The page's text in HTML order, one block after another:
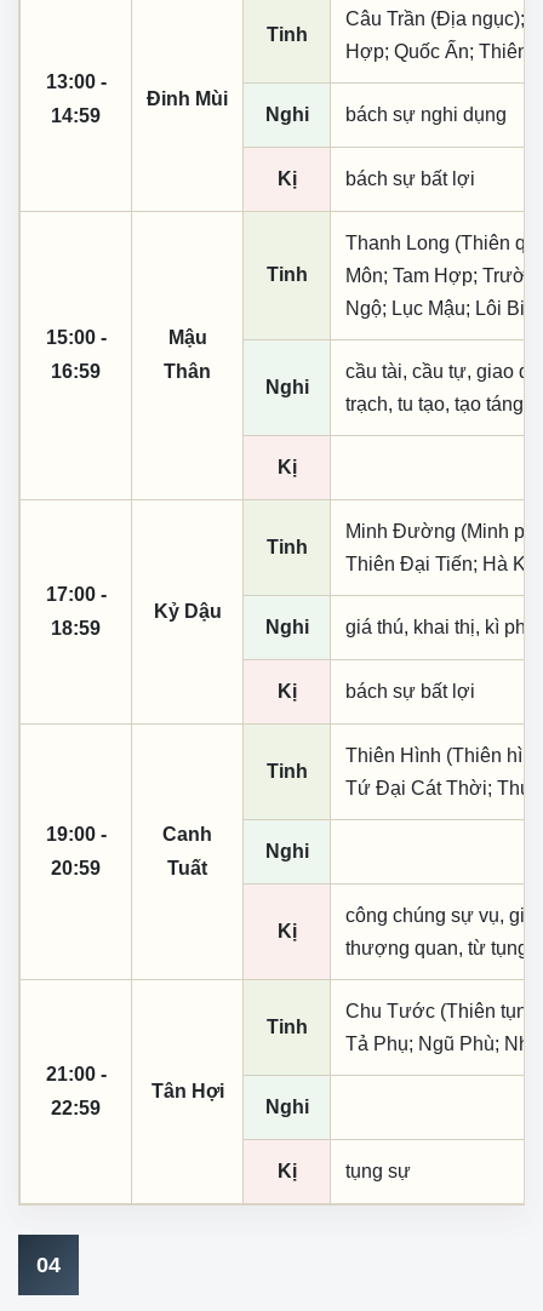
13:00 -
14:59
Đinh Mùi
Tinh
Câu Trần (Địa ngục);
Hợp; Quốc Ấn; Thiên
Nghi bách sự nghi dụng
Kị bách sự bất lợi
15:00 -
16:59
Mậu
Thân
Tinh
Thanh Long (Thiên
Môn; Tam Hợp;
Ngộ; Lục Mậu; Lôi
Nghi
cầu tài, cầu tự, giao
trạch, tu tạo, tạo táng,
Kị
17:00 -
18:59
Kỷ Dậu
Tinh
Minh Đường (Minh
Thiên Đại Tiến; Hà
Nghi giá thú, khai thị, kì
Kị bách sự bất lợi
19:00 -
20:59
Canh
Tuất
Tinh
Thiên Hình (Thiên
Tứ Đại Cát Thời;
Nghi
Kị
công chúng sự vụ, giá
thượng quan, từ tụng
21:00 -
22:59
Tân Hợi
Tinh
Chu Tước (Thiên
Tả Phụ; Ngũ Phù;
Nghi
Kị tụng sự
04